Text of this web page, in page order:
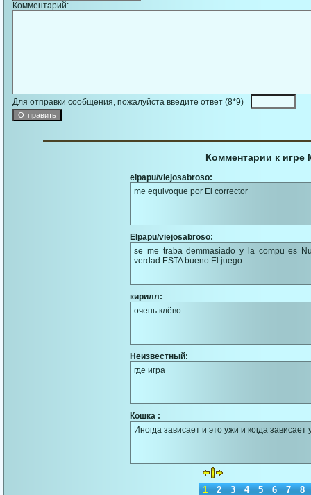
Комментарий:
Для отправки сообщения, пожалуйста введите ответ (8*9)=
Комментарии к игре
elpapu/viejosabroso:
me equivoque por El corrector
Elpapu/viejosabroso:
se me traba demmasiado y la compu es
verdad ESTA bueno El juego
кирилл:
очень клёво
Неизвестный:
где игра
Кошка :
Иногда зависает и это ужи и когда
1 2 3 4 5 6 7 8